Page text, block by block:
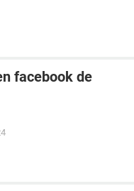
facebook de